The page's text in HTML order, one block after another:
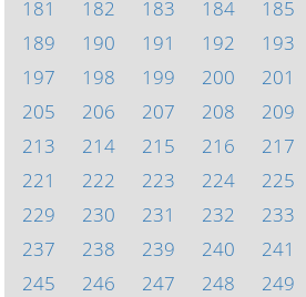
181
182 183 184 185
189
190 191 192 193
197
198 199 200 201
205
206 207 208 209
213
214 215 216 217
221
222 223 224 225
229
230 231 232 233
237
238 239 240 241
245
246 247 248 249